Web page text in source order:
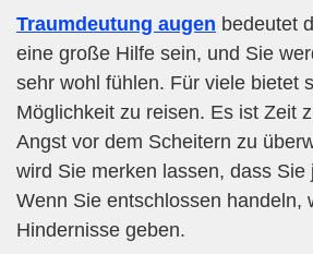
Traumdeutung augen bedeutet
eine große Hilfe sein, und Sie
sehr wohl fühlen. Für viele bietet
Möglichkeit zu reisen. Es ist Zeit
Angst vor dem Scheitern zu
wird Sie merken lassen, dass Sie
Wenn Sie entschlossen handeln,
Hindernisse geben.